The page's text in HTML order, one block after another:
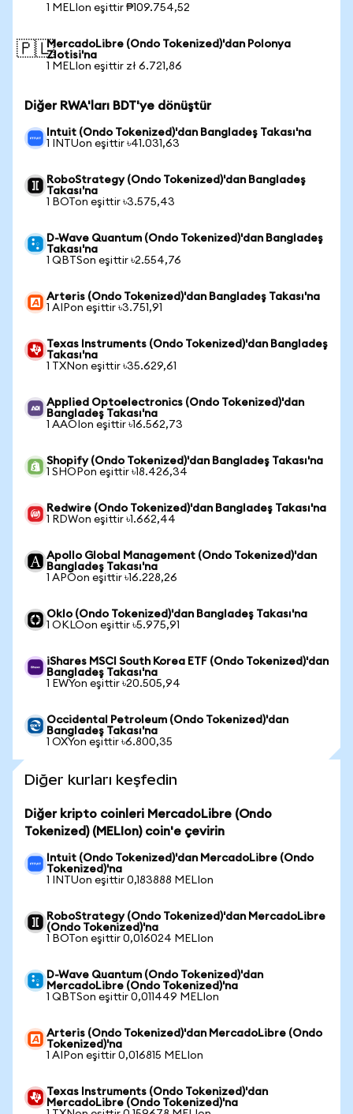
1 MELIon eşittir ₱109.754,52
🇵🇱MercadoLibre (Ondo Tokenized)'dan Polonya
Zlotisi'na
1 MELIon eşittir zł 6.721,86
Diğer RWA'ları BDT'ye dönüştür
Intuit (Ondo Tokenized)'dan Bangladeş Takası'na
1 INTUon eşittir ৳41.031,63
RoboStrategy (Ondo Tokenized)'dan Bangladeş
Takası'na
1 BOTon eşittir ৳3.575,43
D-Wave Quantum (Ondo Tokenized)'dan Bangladeş
Takası'na
1 QBTSon eşittir ৳2.554,76
Arteris (Ondo Tokenized)'dan Bangladeş Takası'na
1 AIPon eşittir ৳3.751,91
Texas Instruments (Ondo Tokenized)'dan Bangladeş
Takası'na
1 TXNon eşittir ৳35.629,61
Applied Optoelectronics (Ondo Tokenized)'dan
Bangladeş Takası'na
1 AAOIon eşittir ৳16.562,73
Shopify (Ondo Tokenized)'dan Bangladeş Takası'na
1 SHOPon eşittir ৳18.426,34
Redwire (Ondo Tokenized)'dan Bangladeş Takası'na
1 RDWon eşittir ৳1.662,44
Apollo Global Management (Ondo Tokenized)'dan
Bangladeş Takası'na
1 APOon eşittir ৳16.228,26
Oklo (Ondo Tokenized)'dan Bangladeş Takası'na
1 OKLOon eşittir ৳5.975,91
iShares MSCI South Korea ETF (Ondo Tokenized)'dan
Bangladeş Takası'na
1 EWYon eşittir ৳20.505,94
Occidental Petroleum (Ondo Tokenized)'dan
Bangladeş Takası'na
1 OXYon eşittir ৳6.800,35
Diğer kurları keşfedin
Diğer kripto coinleri MercadoLibre (Ondo
Tokenized) (MELIon) coin'e çevirin
Intuit (Ondo Tokenized)'dan MercadoLibre (Ondo
Tokenized)'na
1 INTUon eşittir 0,183888 MELIon
RoboStrategy (Ondo Tokenized)'dan MercadoLibre
(Ondo Tokenized)'na
1 BOTon eşittir 0,016024 MELIon
D-Wave Quantum (Ondo Tokenized)'dan
MercadoLibre (Ondo Tokenized)'na
1 QBTSon eşittir 0,011449 MELIon
Arteris (Ondo Tokenized)'dan MercadoLibre (Ondo
Tokenized)'na
1 AIPon eşittir 0,016815 MELIon
Texas Instruments (Ondo Tokenized)'dan
MercadoLibre (Ondo Tokenized)'na